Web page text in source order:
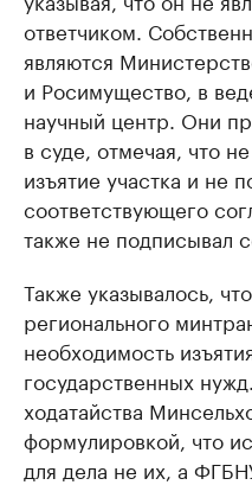
ответчиком.
являются
и Росимущество, в
научный центр. Они
в суде, отмечая, что
изъятие участка и не
соответствующего
также не подписывал
Также указывалось,
регионального
необходимость
государственных
ходатайства
формулировкой, что
для дела не их, а